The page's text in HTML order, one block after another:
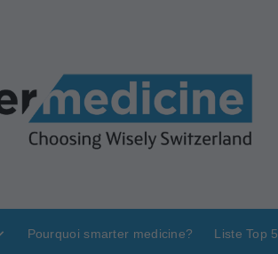
Pourquoi smarter medicine? Liste Top 5